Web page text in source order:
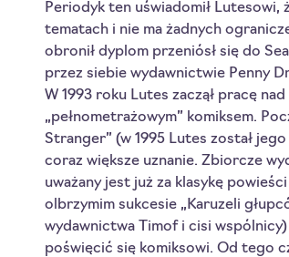
Periodyk ten uświadomił
tematach i nie ma żadnych
obronił dyplom przeniósł się do
przez siebie wydawnictwie Penny
W 1993 roku Lutes zaczął pracę
„pełnometrażowym” komiksem.
Stranger” (w 1995 Lutes został
coraz większe uznanie. Zbiorcze
uważany jest już za klasykę
olbrzymim sukcesie „Karuzeli
wydawnictwa Timof i cisi wspólnicy)
poświęcić się komiksowi. Od tego